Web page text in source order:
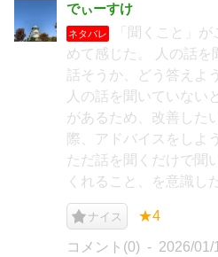
でぃーすけ
ネタバレ
「聞くこと」
めて感じた。 人の話を
話そうか、どう答えよ
人の話を聞いていない
があるため、改善した
際、アドバイスをしよ
ただ話を聞くだけで聞
くれること、を意識し
ナイス ★4
コメント(0) 2026/01/